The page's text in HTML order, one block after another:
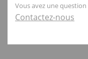
Vous avez une question
Contactez-nous